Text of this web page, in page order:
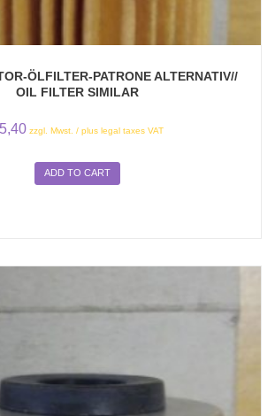
ÖLFILTER-PATRONE ALTERNATIV//
OIL FILTER SIMILAR
zzgl. Mwst. / plus legal taxes VAT
ADD TO CART